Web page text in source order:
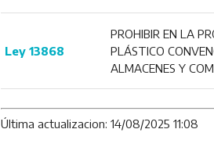
Ley 13868
PROHIBIR EN LA
PLÁSTICO
ALMACENES Y
Última actualizacion: 14/08/2025 11:08